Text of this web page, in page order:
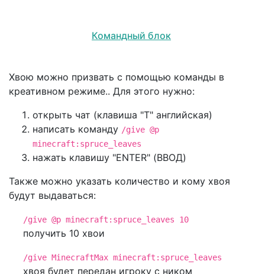
Командный блок
Хвою можно призвать с помощью команды в
креативном режиме.. Для этого нужно:
открыть чат (клавиша "T" английская)
написать команду /give @p
minecraft:spruce_leaves
нажать клавишу "ENTER" (ВВОД)
Также можно указать количество и кому хвоя
будут выдаваться:
/give @p minecraft:spruce_leaves 10
получить 10 хвои
/give MinecraftMax minecraft:spruce_leaves
хвоя будет передан игроку с ником